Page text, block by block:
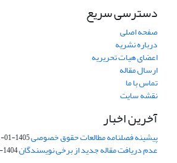
دسترسی سریع
صفحه اصلی
درباره نشریه
اعضای هیات تحریریه
ارسال مقاله
تماس با ما
نقشه سایت
آخرین اخبار
پیشینه فصلنامه مطالعات حقوق خصوصی1405-01-01
عدم دریافت مقاله جدید از برخی نویسندگان1404-03-20